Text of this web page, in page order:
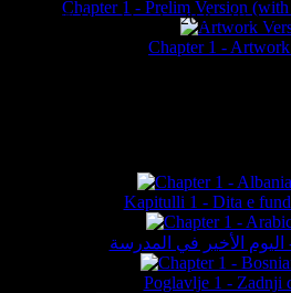
Chapter 1 - Prelim Version
Chapter 1 -
Kapitulli 1 - Dita e
اليوم الأخير في المدرسة
Poglavlje 1 - Zadnji
website © Daniel Lieske 2026 -